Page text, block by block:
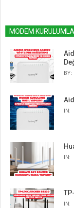
MODEM
BY:
IN:
IN:
IN: